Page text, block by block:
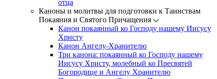
отца
Каноны и молитвы для подготовки к Таинствам
Покаяния и Святого Причащения
Канон покаянный ко Господу нашему Иисусу
Христу
Канон Ангелу-Хранителю
Три канона: покаянный ко Господу нашему
Иисусу Христу, молебный ко Пресвятей
Богородице и Ангелу Хранителю